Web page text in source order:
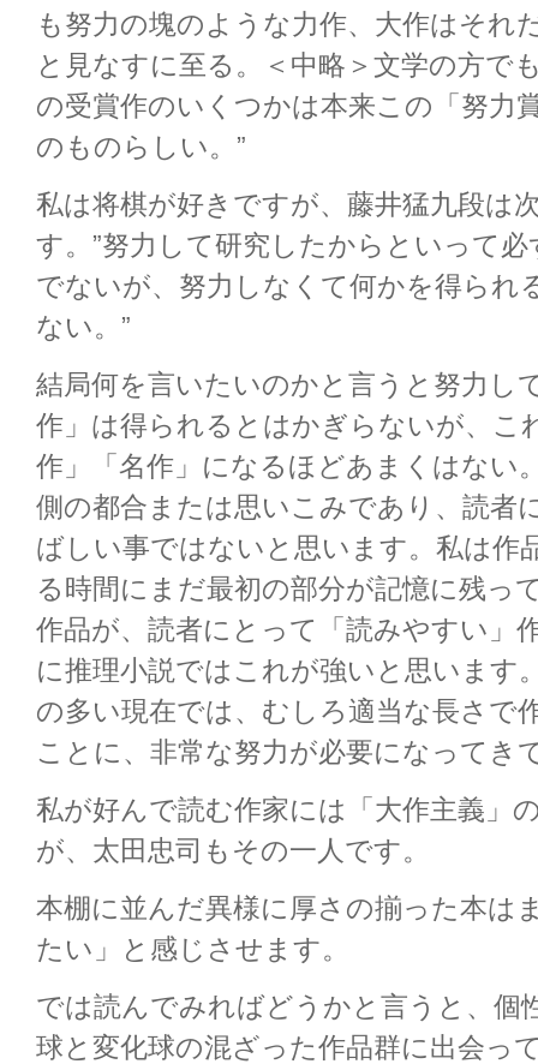
も努力の塊のような力作、大作はそれ
と見なすに至る。＜中略＞文学の方で
の受賞作のいくつかは本来この「努力
のものらしい。”
私は将棋が好きですが、藤井猛九段は
す。”努力して研究したからといって
でないが、努力しなくて何かを得られ
ない。”
結局何を言いたいのかと言うと努力し
作」は得られるとはかぎらないが、こ
作」「名作」になるほどあまくはない
側の都合または思いこみであり、読者
ばしい事ではないと思います。私は作
る時間にまだ最初の部分が記憶に残っ
作品が、読者にとって「読みやすい」
に推理小説ではこれが強いと思います
の多い現在では、むしろ適当な長さで
ことに、非常な努力が必要になってき
私が好んで読む作家には「大作主義」
が、太田忠司もその一人です。
本棚に並んだ異様に厚さの揃った本は
たい」と感じさせます。
では読んでみればどうかと言うと、個
球と変化球の混ざった作品群に出会っ